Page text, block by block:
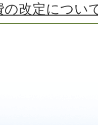
の改定につい